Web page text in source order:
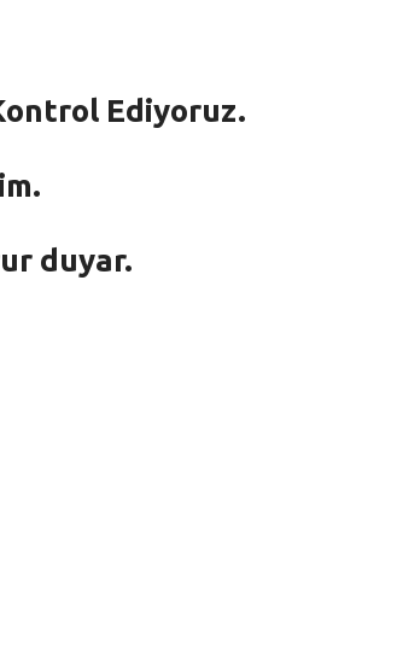
Ediyoruz.
duyar.